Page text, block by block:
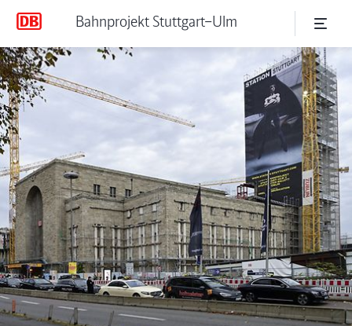
Sanierung des Bonatzbaus
Bahnprojekt Stuttgart–Ulm